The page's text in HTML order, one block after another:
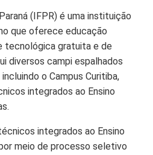
(IFPR) é uma instituição
que oferece educação
tecnológica gratuita e de
diversos campi espalhados
o Campus Curitiba,
integrados ao Ensino
integrados ao Ensino
meio de processo seletivo